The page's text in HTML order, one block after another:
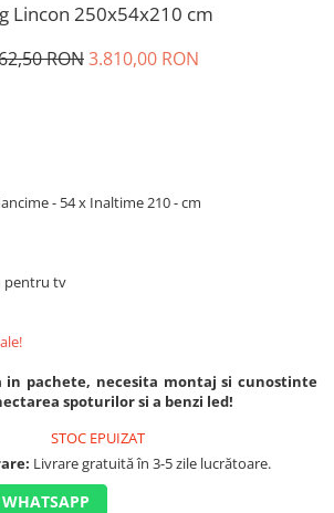
Lincon 250x54x210 cm
RON3.810,00 RON
- 54 x Inaltime 210 - cm
pentru tv
in pachete, necesita montaj si cunostinte
spoturilor si a benzi led!
STOC EPUIZAT
Livrare gratuită în 3-5 zile lucrătoare.